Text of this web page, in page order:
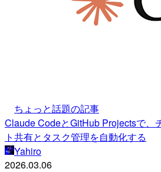
ちょっと話題の記事
Claude CodeとGitHub Projectsで、
ト共有とタスク管理を自動化する
Yahiro
2026.03.06